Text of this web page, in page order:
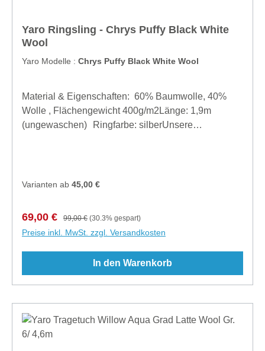
Yaro Ringsling - Chrys Puffy Black White
Wool
Yaro Modelle : Chrys Puffy Black White Wool
Material & Eigenschaften: 60% Baumwolle, 40%
Wolle , Flächengewicht 400g/m2Länge: 1,9m
(ungewaschen) Ringfarbe: silberUnsere
lässt. Perfekt für große oder/und schwere
Netherlands, info@slingomama.nl
Varianten ab 45,00 €
Verkaufspreis:
69,00 € Regulärer Preis:
99,00 € (30.3% gespart)
Preise inkl. MwSt. zzgl. Versandkosten
In den Warenkorb